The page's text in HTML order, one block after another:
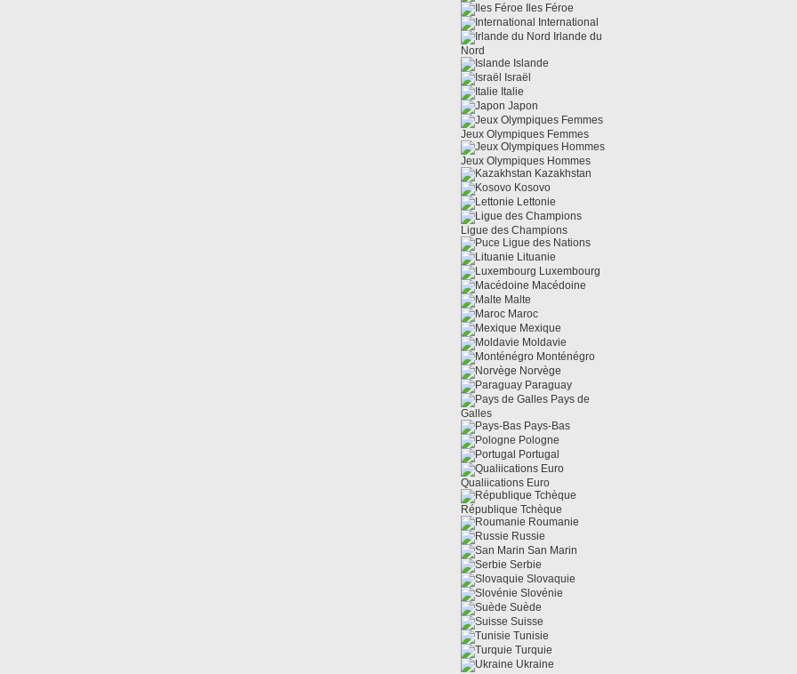
Iles Féroe
International
Irlande du
Nord
Islande
Israël
Italie
Japon
Jeux Olympiques Femmes
Jeux Olympiques Hommes
Kazakhstan
Kosovo
Lettonie
Ligue des Champions
Ligue des Nations
Lituanie
Luxembourg
Macédoine
Malte
Maroc
Mexique
Moldavie
Monténégro
Norvège
Paraguay
Pays de
Galles
Pays-Bas
Pologne
Portugal
Qualiications Euro
République Tchèque
Roumanie
Russie
San Marin
Serbie
Slovaquie
Slovénie
Suède
Suisse
Tunisie
Turquie
Ukraine